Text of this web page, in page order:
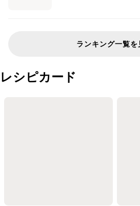
ランキング一覧を
レシピカード